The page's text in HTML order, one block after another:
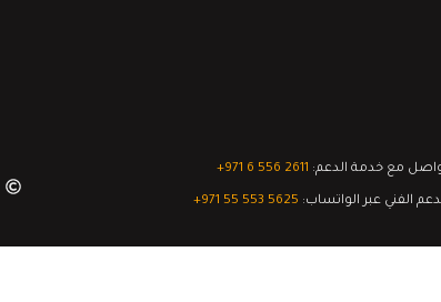
مع خدمة الدعم: ‎+971 6 556 2611
الفني عبر الواتساب: ‎+971 55 553 5625